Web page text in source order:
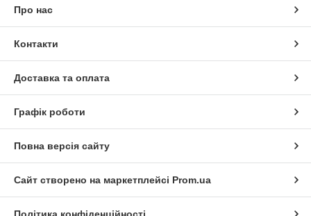
Про нас
Контакти
Доставка та оплата
Графік роботи
Повна версія сайту
Сайт створено на маркетплейсі Prom.ua